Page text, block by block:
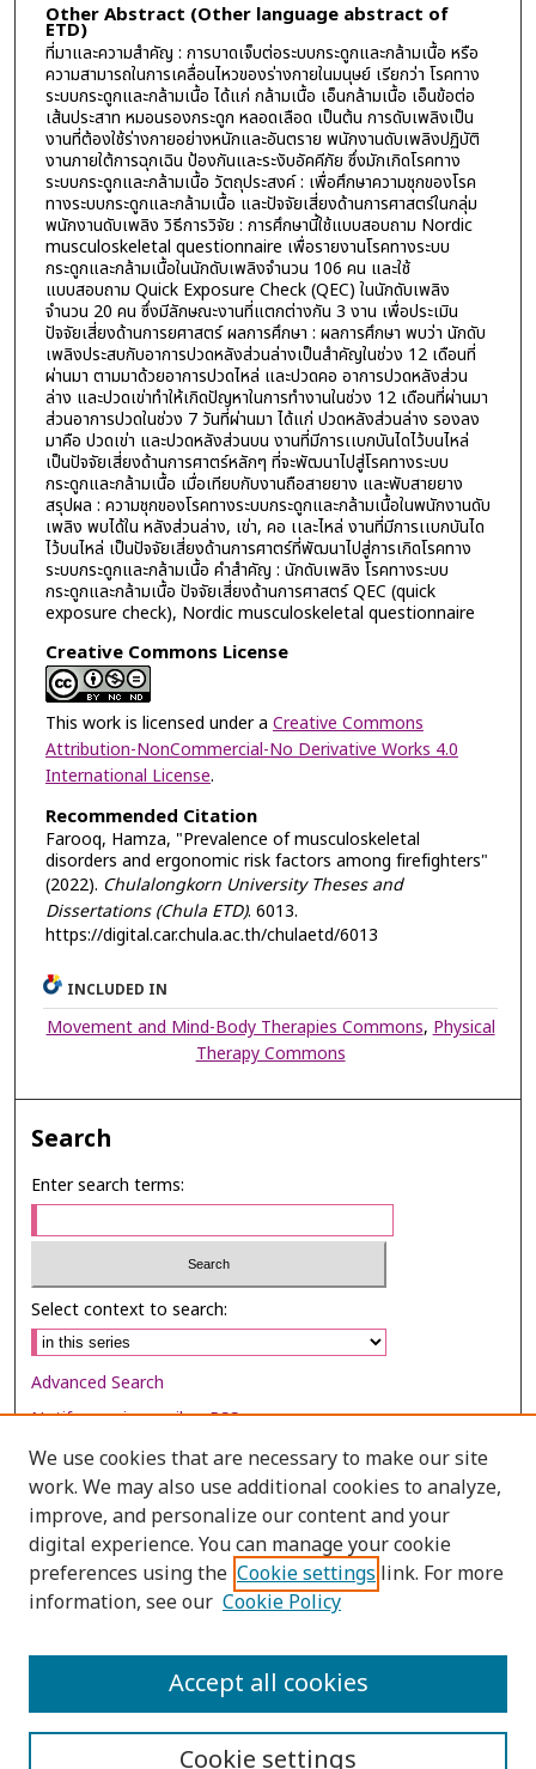
Other Abstract (Other language abstract of
ETD)
ที่มาและความสำคัญ : การบาดเจ็บต่อระบบกระดูกและกล้ามเนื้อ หรือ
ความสามารถในการเคลื่อนไหวของร่างกายในมนุษย์ เรียกว่า โรคทาง
ระบบกระดูกและกล้ามเนื้อ ได้แก่ กล้ามเนื้อ เอ็นกล้ามเนื้อ เอ็นข้อต่อ
เส้นประสาท หมอนรองกระดูก หลอดเลือด เป็นต้น การดับเพลิงเป็น
งานที่ต้องใช้ร่างกายอย่างหนักและอันตราย พนักงานดับเพลิงปฏิบัติ
งานภายใต้การฉุกเฉิน ป้องกันและระงับอัคคีภัย ซึ่งมักเกิดโรคทาง
ระบบกระดูกและกล้ามเนื้อ วัตถุประสงค์ : เพื่อศึกษาความชุกของโรค
ทางระบบกระดูกและกล้ามเนื้อ และปัจจัยเสี่ยงด้านการศาสตร์ในกลุ่ม
พนักงานดับเพลิง วิธีการวิจัย : การศึกษานี้ใช้แบบสอบถาม Nordic
musculoskeletal questionnaire เพื่อรายงานโรคทางระบบ
กระดูกและกล้ามเนื้อในนักดับเพลิงจำนวน 106 คน และใช้
แบบสอบถาม Quick Exposure Check (QEC) ในนักดับเพลิง
จำนวน 20 คน ซึ่งมีลักษณะงานที่แตกต่างกัน 3 งาน เพื่อประเมิน
ปัจจัยเสี่ยงด้านการยศาสตร์ ผลการศึกษา : ผลการศึกษา พบว่า นักดับ
เพลิงประสบกับอาการปวดหลังส่วนล่างเป็นสำคัญในช่วง 12 เดือนที่
ผ่านมา ตามมาด้วยอาการปวดไหล่ และปวดคอ อาการปวดหลังส่วน
ล่าง และปวดเข่าทำให้เกิดปัญหาในการทำงานในช่วง 12 เดือนที่ผ่านมา
ส่วนอาการปวดในช่วง 7 วันที่ผ่านมา ได้แก่ ปวดหลังส่วนล่าง รองลง
มาคือ ปวดเข่า และปวดหลังส่วนบน งานที่มีการเเบกบันไดไว้บนไหล่
เป็นปัจจัยเสี่ยงด้านการศาตร์หลักๆ ที่จะพัฒนาไปสู่โรคทางระบบ
กระดูกและกล้ามเนื้อ เมื่อเทียบกับงานถือสายยาง และพับสายยาง
สรุปผล : ความชุกของโรคทางระบบกระดูกและกล้ามเนื้อในพนักงานดับ
เพลิง พบได้ใน หลังส่วนล่าง, เข่า, คอ เเละไหล่ งานที่มีการเเบกบันได
ไว้บนไหล่ เป็นปัจจัยเสี่ยงด้านการศาตร์ที่พัฒนาไปสู่การเกิดโรคทาง
ระบบกระดูกและกล้ามเนื้อ คำสำคัญ : นักดับเพลิง โรคทางระบบ
กระดูกและกล้ามเนื้อ ปัจจัยเสี่ยงด้านการศาสตร์ QEC (quick
exposure check), Nordic musculoskeletal questionnaire
Creative Commons License
This work is licensed under a Creative Commons
Attribution-NonCommercial-No Derivative Works 4.0
International License.
Recommended Citation
Farooq, Hamza, "Prevalence of musculoskeletal
disorders and ergonomic risk factors among firefighters"
(2022). Chulalongkorn University Theses and
Dissertations (Chula ETD). 6013.
https://digital.car.chula.ac.th/chulaetd/6013
INCLUDED IN
Movement and Mind-Body Therapies Commons, Physical
Therapy Commons
Search
Enter search terms:
Select context to search:
Advanced Search
Notify me via email orRSS
Browse
Collections
Disciplines
Authors
We use cookies that are necessary to make our site
work. We may also use additional cookies to analyze,
improve, and personalize our content and your
digital experience. You can manage your cookie
preferences using the Cookie settings link. For more
information, see our Cookie Policy
Cookie settings
Accept all cookies